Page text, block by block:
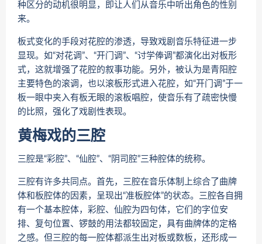
种区分的动机很明显，即让人们从音乐中听出角色的性别
来。
板式变化的手段对花腔的渗透，导致戏剧音乐特征进一步
显现。如“对花调”、“开门调”、“讨学俸调”都演化出对板形
式，这就增强了花腔的叙事功能。另外，被认为是青阳腔
主要特色的滚调，也以滚板形式进入花腔，如“开门调”于一
板一眼中夹入有板无眼的滚板唱腔，使音乐有了疏密快慢
的比照，强化了戏剧性表现。
黄梅戏的三腔
三腔是“彩腔”、“仙腔”、“阴司腔”三种腔体的统称。
三腔有许多共同点。首先，三腔在音乐体制上综合了曲牌
体和板腔体的因素，呈现出“准板腔体”的状态。三腔各自拥
有一个基本腔体，彩腔、仙腔为四句体，它们的字位安
排、复句位置、锣鼓的用法都较固定，具有曲牌体的定格
之感。但三腔的每一腔体都派生出对板或数板，还形成一